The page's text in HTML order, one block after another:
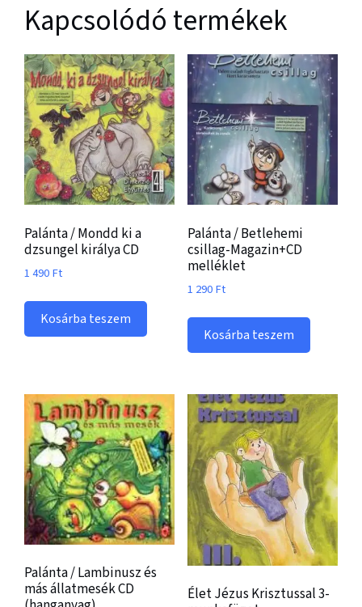
Kapcsolódó termékek
Palánta / Mondd ki a
dzsungel királya CD
1 490Ft
Kosárba teszem
Palánta / Betlehemi
csillag-Magazin+CD
melléklet
1 290Ft
Kosárba teszem
Palánta / Lambinusz és
más állatmesék CD
Élet Jézus Krisztussal 3-